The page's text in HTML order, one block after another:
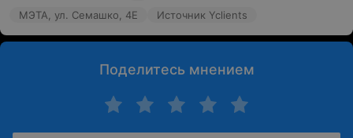
МЭТА, ул. Семашко, 4Е Источник Yclients
Поделитесь мнением